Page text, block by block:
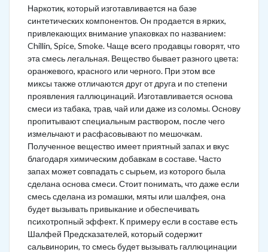
Наркотик, который изготавливается на базе
синтетических компонентов. Он продается в ярких,
привлекающих внимание упаковках по названием:
Chillin, Spice, Smoke. Чаще всего продавцы говорят, что
эта смесь легальная. Вещество бывает разного цвета:
оранжевого, красного или черного. При этом все
миксы также отличаются друг от друга и по степени
проявления галлюцинаций. Изготавливается основа
смеси из табака, трав, чай или даже из соломы. Основу
пропитывают специальным раствором, после чего
измельчают и расфасовывают по мешочкам.
Полученное вещество имеет приятный запах и вкус
благодаря химическим добавкам в составе. Часто
запах может совпадать с сырьем, из которого была
сделана основа смеси. Стоит понимать, что даже если
смесь сделана из ромашки, мяты или шалфея, она
будет вызывать привыкание и обеспечивать
психотропный эффект. К примеру если в составе есть
Шалфей Предсказателей, который содержит
сальвинорин, то смесь будет вызывать галлюцинации